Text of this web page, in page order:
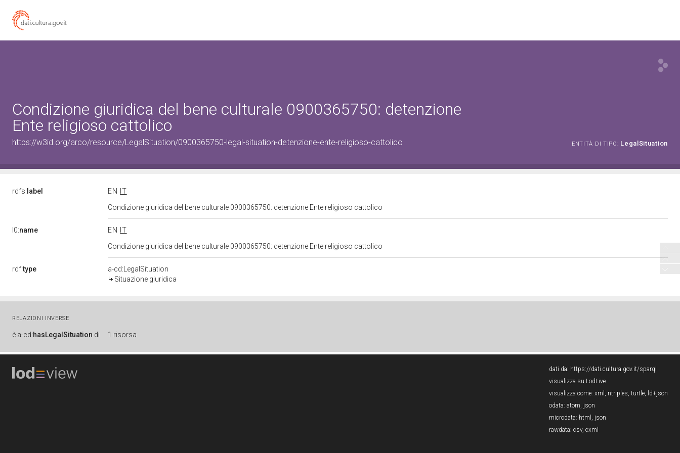
Condizione giuridica del bene culturale 0900365750: detenzione
Ente religioso cattolico
https://w3id.org/arco/resource/LegalSituation/0900365750-legal-situation-detenzione-ente-religioso-cattolico ENTITÀ DI TIPO: LegalSituation
rdfs: label EN
IT
Condizione giuridica del bene culturale 0900365750: detenzione Ente religioso cattolico
l0:name EN
IT
Condizione giuridica del bene culturale 0900365750: detenzione Ente religioso cattolico
rdf:type
a-cd:LegalSituation
Situazione giuridica
RELAZIONI INVERSE
è a-cd:hasLegalSituation di 1 risorsa
dati da: https://dati.cultura.gov.it/sparql
visualizza su LodLive
visualizza come: xml , ntriples, turtle, ld+json
odata: atom, json
microdata: html , json
rawdata: csv, cxml